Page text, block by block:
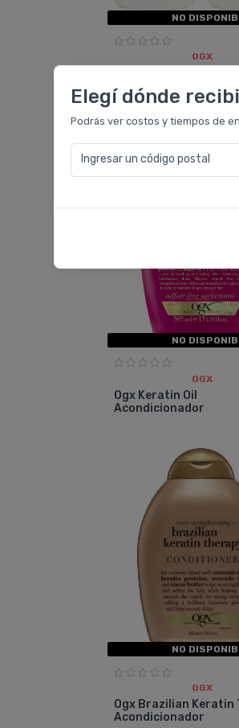
Elegí dónde
Podrás ver costos y tiempos de
Ingresar un código postal
NO
OGX
Reparador Shampoo
Acondicionador
10%OFF
NO
OGX
Ogx Keratin Oil
Acondicionador
NO
OGX
Ogx Brazilian Keratin
Acondicionador